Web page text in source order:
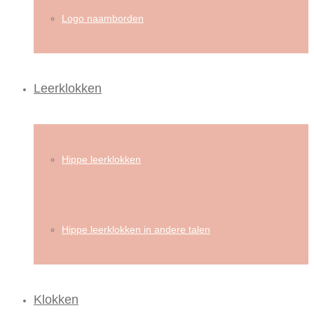
Logo naamborden
Leerklokken
Hippe leerklokken
Hippe leerklokken in andere talen
Klokken